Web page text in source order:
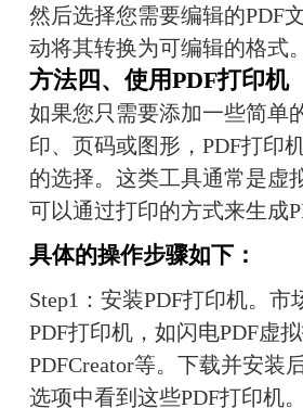
然后选择您需要编辑的PDF
动将其转换为可编辑的格式。
方法四 、使用PDF打印机
如果您只需要添加一些简单
印、页码或图形，PDF打印
的选择。这类工具通常是虚
可以通过打印的方式来生成
具体的操作步骤如下：
Step1：安装PDF打印机。市
PDF打印机，如闪电PDF虚拟
PDFCreator等。下载并安装
选项中看到这些PDF打印机。